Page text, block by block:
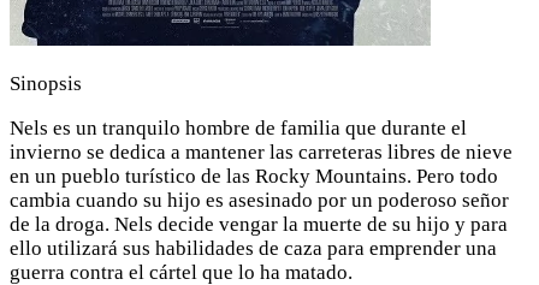
Sinopsis
Nels es un tranquilo hombre de familia que durante el
invierno se dedica a mantener las carreteras libres de nieve
en un pueblo turístico de las Rocky Mountains. Pero todo
cambia cuando su hijo es asesinado por un poderoso señor
de la droga. Nels decide vengar la muerte de su hijo y para
ello utilizará sus habilidades de caza para emprender una
guerra contra el cártel que lo ha matado.